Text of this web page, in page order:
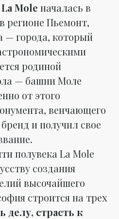
La Mole началась в
в регионе Пьемонт,
— города, который
родиной
— башни Моле
от этого
венчающего
и получил свое
полувека La Mole
создания
высочайшего
строится на трех
делу, страсть к